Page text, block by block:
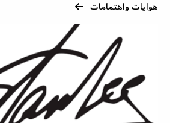
هوايات واهتمامات